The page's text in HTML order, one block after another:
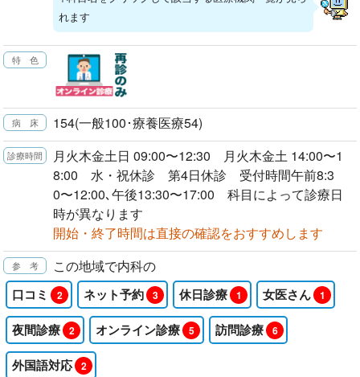
れます
154(一般100･療養医療54)
月火木金土日 09:00〜12:30 月火木金土 14:00〜1
8:00 水・祝休診 第4日休診 受付時間午前8:3
0〜12:00､午後13:30〜17:00 科目によって診療日
時が異なります
開始・終了時間は直接の確認をおすすめします
この地域で内科の
口コミ 2 ネット予約 3 休日診療 1 女医さん 1
夜間診療 2 オンライン診療 5 訪問診療 6
外国語対応 2